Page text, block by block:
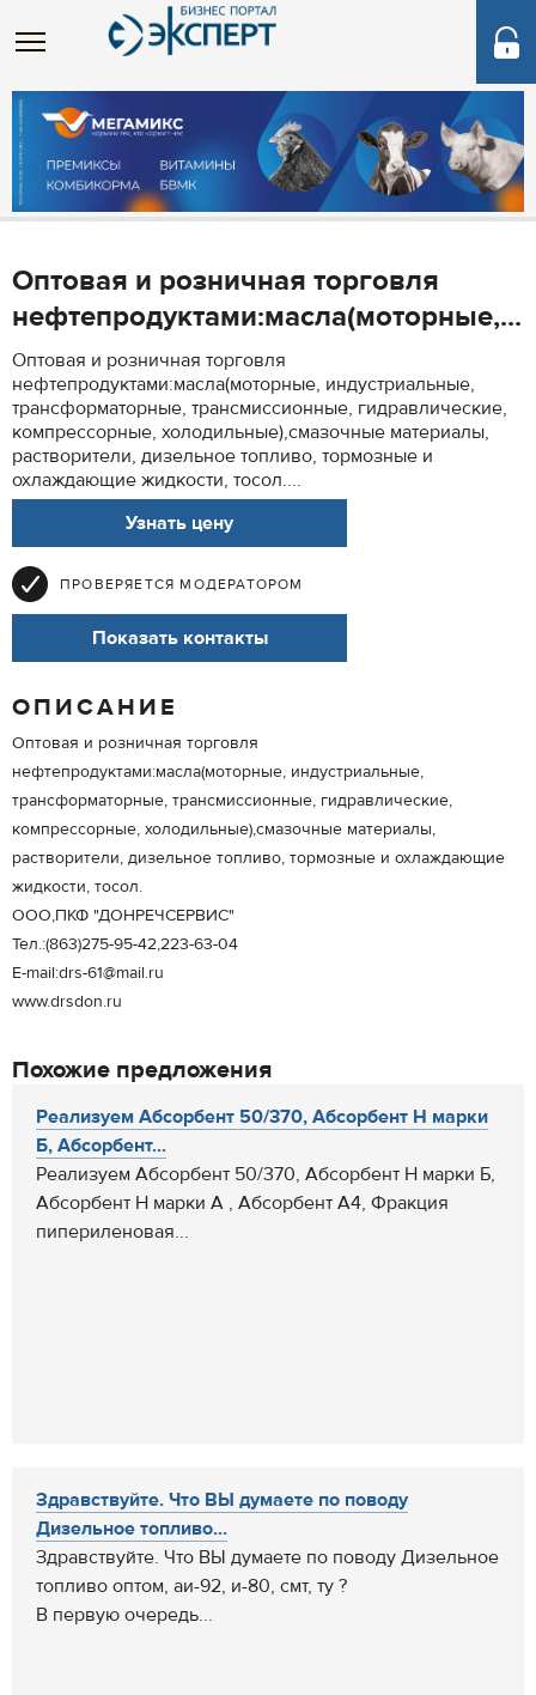
Оптовая и розничная торговля
нефтепродуктами:масла(моторные,...
Оптовая и розничная торговля
нефтепродуктами:масла(моторные, индустриальные,
трансформаторные, трансмиссионные, гидравлические,
компрессорные, холодильные),смазочные материалы,
растворители, дизельное топливо, тормозные и
охлаждающие жидкости, тосол....
Узнать цену
ПРОВЕРЯЕТСЯ МОДЕРАТОРОМ
Показать контакты
ОПИСАНИЕ
Оптовая и розничная торговля
нефтепродуктами:масла(моторные, индустриальные,
трансформаторные, трансмиссионные, гидравлические,
компрессорные, холодильные),смазочные материалы,
растворители, дизельное топливо, тормозные и охлаждающие
жидкости, тосол.
ООО,ПКФ "ДОНРЕЧСЕРВИС"
Тел.:(863)275-95-42,223-63-04
Е-mail:drs-61@mail.ru
www.drsdon.ru
Похожие предложения
Реализуем Абсорбент 50/370, Абсорбент Н марки
Б, Абсорбент...
Реализуем Абсорбент 50/370, Абсорбент Н марки Б,
Абсорбент Н марки А , Абсорбент А4, Фракция
пипериленовая...
Здравствуйте. Что ВЫ думаете по поводу
Дизельное топливо...
Здравствуйте. Что ВЫ думаете по поводу Дизельное
топливо оптом, аи-92, и-80, смт, ту ?
В первую очередь...